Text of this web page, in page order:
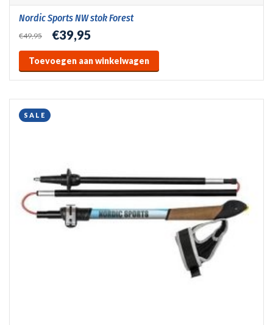
Nordic Sports NW stok Forest
€49,95 €39,95
Toevoegen aan winkelwagen
SALE